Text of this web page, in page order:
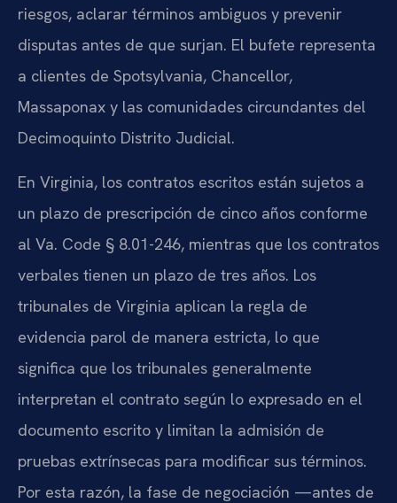
riesgos, aclarar términos ambiguos y prevenir
disputas antes de que surjan. El bufete representa
a clientes de Spotsylvania, Chancellor,
Massaponax y las comunidades circundantes del
Decimoquinto Distrito Judicial.
En Virginia, los contratos escritos están sujetos a
un plazo de prescripción de cinco años conforme
al Va. Code § 8.01-246, mientras que los contratos
verbales tienen un plazo de tres años. Los
tribunales de Virginia aplican la regla de
evidencia parol de manera estricta, lo que
significa que los tribunales generalmente
interpretan el contrato según lo expresado en el
documento escrito y limitan la admisión de
pruebas extrínsecas para modificar sus términos.
Por esta razón, la fase de negociación —antes de